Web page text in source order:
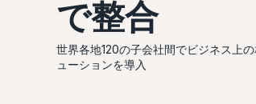
で整合
世界各地120の子会社間でビジネス上
ューションを導入